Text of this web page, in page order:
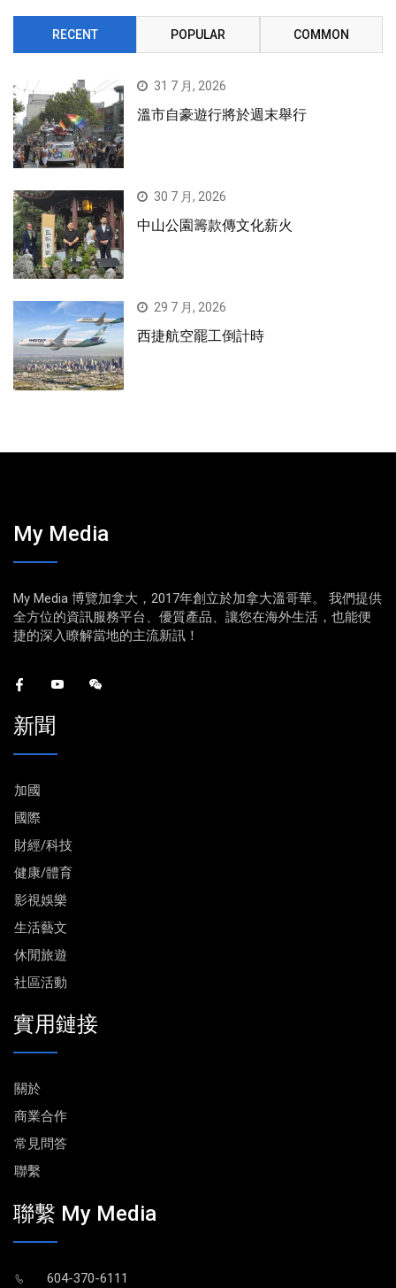
RECENT POPULAR COMMON
31 7 月, 2026
溫市自豪遊行將於週末舉行
30 7 月, 2026
中山公園籌款傳文化薪火
29 7 月, 2026
西捷航空罷工倒計時
My Media
My Media 博覽加拿大，2017年創立於加拿大溫哥華。 我們提供
全方位的資訊服務平台、優質產品、讓您在海外生活，也能便
捷的深入瞭解當地的主流新訊！
新聞
加國
國際
財經/科技
健康/體育
影視娛樂
生活藝文
休閒旅遊
社區活動
實用鏈接
關於
商業合作
常見問答
聯繫
聯繫 My Media
604-370-6111